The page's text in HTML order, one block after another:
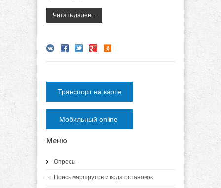
Читать далее...
Транспорт на карте
Мобильный online
Меню
Опросы
Поиск маршрутов и кода остановок